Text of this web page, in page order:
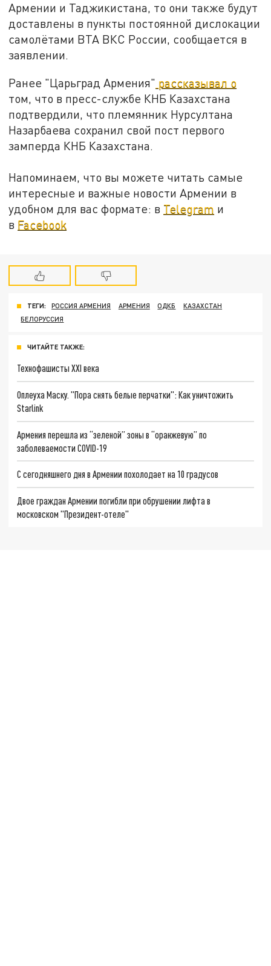
Армении и Таджикистана, то они также будут
доставлены в пункты постоянной дислокации
самолётами ВТА ВКС России, сообщается в
заявлении.
Ранее "Царьград Армения" рассказывал о
том, что в пресс-службе КНБ Казахстана
подтвердили, что племянник Нурсултана
Назарбаева сохранил свой пост первого
замперда КНБ Казахстана.
Напоминаем, что вы можете читать самые
интересные и важные новости Армении в
удобном для вас формате: в Telegram и
в Facebook
ТЕГИ: РОССИЯ АРМЕНИЯ АРМЕНИЯ ОДКБ
КАЗАХСТАН
БЕЛОРУССИЯ
ЧИТАЙТЕ ТАКЖЕ:
Технофашисты XXI века
Оплеуха Маску. "Пора снять белые перчатки": Как уничтожить
Starlink
Армения перешла из “зеленой” зоны в “оранжевую” по
заболеваемости COVID-19
С сегодняшнего дня в Армении похолодает на 10 градусов
Двое граждан Армении погибли при обрушении лифта в
московском "Президент-отеле"